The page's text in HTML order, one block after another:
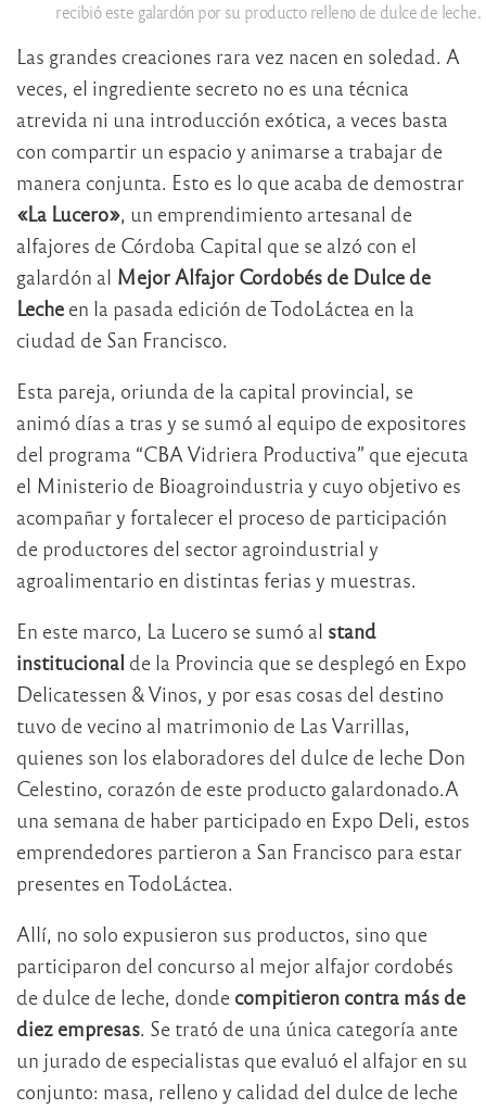
recibió este galardón por su producto relleno de dulce de leche.
Las grandes creaciones rara vez nacen en soledad. A
veces, el ingrediente secreto no es una técnica
atrevida ni una introducción exótica, a veces basta
con compartir un espacio y animarse a trabajar de
manera conjunta. Esto es lo que acaba de demostrar
«La Lucero», un emprendimiento artesanal de
alfajores de Córdoba Capital que se alzó con el
galardón al Mejor Alfajor Cordobés de Dulce de
Leche en la pasada edición de TodoLáctea en la
ciudad de San Francisco.
Esta pareja, oriunda de la capital provincial, se
animó días a tras y se sumó al equipo de expositores
del programa “CBA Vidriera Productiva” que ejecuta
el Ministerio de Bioagroindustria y cuyo objetivo es
acompañar y fortalecer el proceso de participación
de productores del sector agroindustrial y
agroalimentario en distintas ferias y muestras.
En este marco, La Lucero se sumó al stand
institucional de la Provincia que se desplegó en Expo
Delicatessen & Vinos, y por esas cosas del destino
tuvo de vecino al matrimonio de Las Varrillas,
quienes son los elaboradores del dulce de leche Don
Celestino, corazón de este producto galardonado.A
una semana de haber participado en Expo Deli, estos
emprendedores partieron a San Francisco para estar
presentes en TodoLáctea.
Allí, no solo expusieron sus productos, sino que
participaron del concurso al mejor alfajor cordobés
de dulce de leche, donde compitieron contra más de
diez empresas. Se trató de una única categoría ante
un jurado de especialistas que evaluó el alfajor en su
conjunto: masa, relleno y calidad del dulce de leche